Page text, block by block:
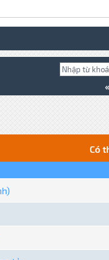
«
Có